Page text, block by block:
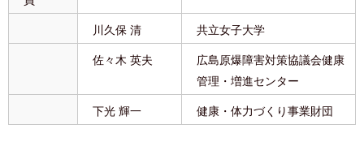
川久保 清 共立女子大学
佐々木 英夫
広島原爆障害対策協議会健康
管理・増進センター
下光 輝一 健康・体力づくり事業財団